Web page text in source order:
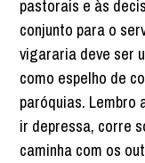
pastorais e às
conjunto para o
vigararia deve ser
como espelho de
paróquias. Lembro
ir depressa, corre
caminha com os